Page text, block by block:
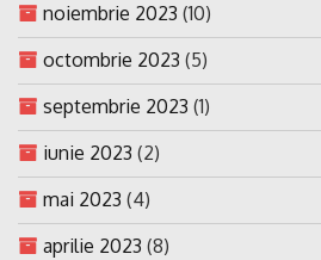
noiembrie 2023 (10)
octombrie 2023 (5)
septembrie 2023 (1)
iunie 2023 (2)
mai 2023 (4)
aprilie 2023 (8)